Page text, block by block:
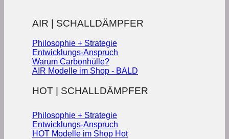
AIR | SCHALLDÄMPFER
Philosophie + Strategie
Entwicklungs-Anspruch
Warum Carbonhülle?
AIR Modelle im Shop - BALD
HOT | SCHALLDÄMPFER
Philosophie + Strategie
Entwicklungs-Anspruch
HOT Modelle im Shop